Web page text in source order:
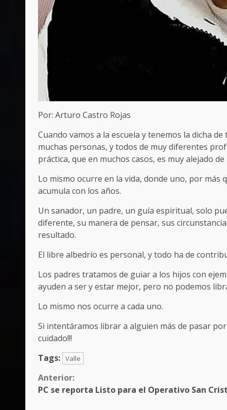
Por: Arturo Castro Rojas
Cuando vamos a la escuela y tenemos la dicha
muchas personas, y todos de muy diferentes
práctica, que en muchos casos, es muy alejado
Lo mismo ocurre en la vida, donde uno, por
acumula con los años.
Un sanador, un padre, un guía espiritual, solo
diferente, su manera de pensar, sus
resultado.
El libre albedrío es personal, y todo ha de
Los padres tratamos de guiar a los hijos con
ayuden a ser y estar mejor, pero no podemos
Lo mismo nos ocurre a cada uno.
Si intentáramos librar a alguien más de pasar
cuidado!!!
Tags: Valle
Sigue
leyendo
Anterior:
PC se reporta Listo para el Operativo San